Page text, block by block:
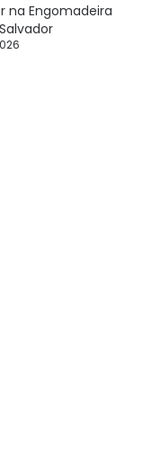
na Engomadeira